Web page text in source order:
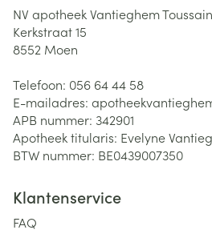
NV apotheek Vantieghem
Kerkstraat 15
8552 Moen
Telefoon: 056 64 44 58
E-mailadres:
APB nummer: 342901
Apotheek titularis: Evelyne
BTW nummer: BE0439007350
Klantenservice
FAQ